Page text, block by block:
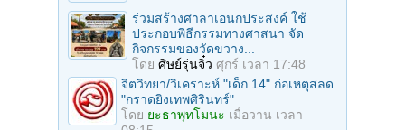
ร่วมสร้างศาลาเอนกประสงค์ ใช้
ประกอบพิธีกรรมทางศาสนา จัด
กิจกรรมของวัดขวาง...
โดย ศิษย์รุ่นจิ๋ว ศุกร์ เวลา 17:48
จิตวิทยา/วิเคราะห์ "เด็ก 14" ก่อเหตุสลด
"กราดยิงเทพศิรินทร์"
โดย ยะธาพุทโมนะ เมื่อวาน เวลา